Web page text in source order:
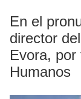
En el
director
Evora, por
Humanos